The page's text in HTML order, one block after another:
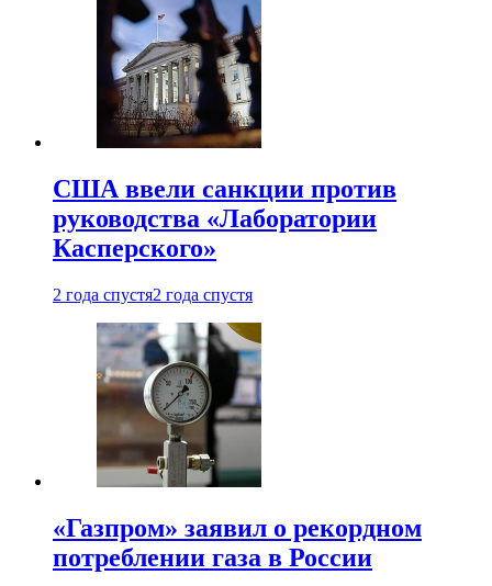
США ввели санкции против
руководства «Лаборатории
Касперского»
2 года спустя2 года спустя
«Газпром» заявил о рекордном
потреблении газа в России